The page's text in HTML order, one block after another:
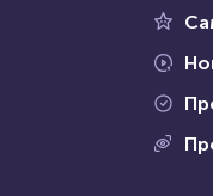
Проходили 20931 раз
20 декабря 2021